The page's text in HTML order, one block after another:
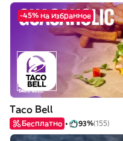
-45% на избранное
Taco Bell
Бесплатно 93%(155)